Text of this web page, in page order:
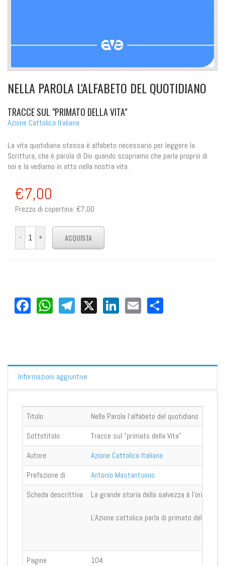
NELLA PAROLA L'ALFABETO DEL QUOTIDIANO
TRACCE SUL "PRIMATO DELLA VITA"
Azione Cattolica Italiana
La vita quotidiana stessa è alfabeto necessario per leggere la
Scrittura, che è parola di Dio quando scopriamo che parla proprio di
noi e la vediamo in atto nella nostra vita.
€7,00
Prezzo di copertina: €7,00
Facebook
WhatsApp
Telegram
X LinkedIn
Email
Informazioni aggiuntive
Titolo
Nella Parola l'alfabeto del quotidiano
Sottotitolo
Tracce sul "primato della Vita"
Autore
Azione Cattolica Italiana
Prefazione di
Antonio Mastantuono
Scheda descrittiva
La grande storia della salvezza è
L'Azione cattolica parla di primato della
Pagine
104